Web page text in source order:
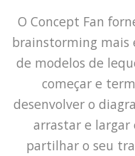
O Concept Fan
brainstorming mais
de modelos de
começar e
desenvolver o
arrastar e largar
partilhar o seu